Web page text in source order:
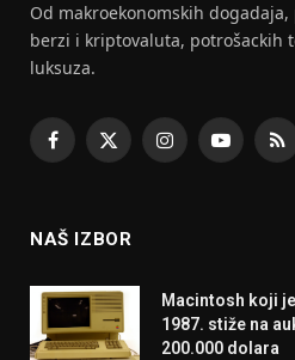
Od makroekonomskih
berzi i kriptovaluta, potrošackih
luksuza.
Facebook
X
InstagramYouTube
NAŠ IZBOR
Macintosh koji
1987. stiže na
200.000 dolara